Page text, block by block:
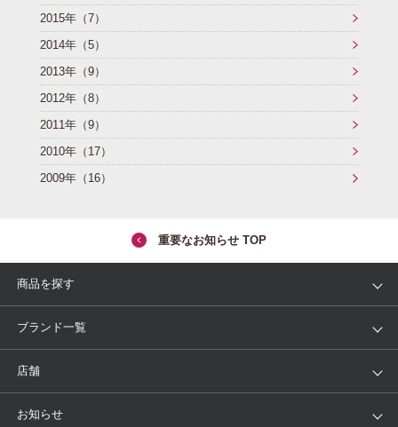
2015年（7）
2014年（5）
2013年（9）
2012年（8）
2011年（9）
2010年（17）
2009年（16）
重要なお知らせ TOP
商品を探す
アイテム
トピックス
ブランド一覧
WACOAL
店舗
店舗を探す
お知らせ